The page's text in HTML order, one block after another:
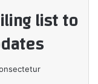
list to